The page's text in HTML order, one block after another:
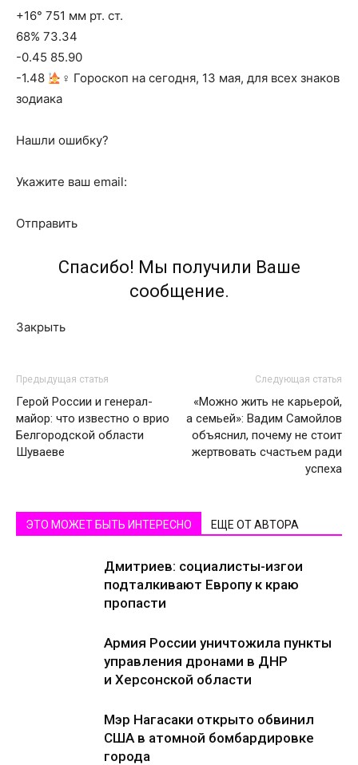
+16° 751 мм рт. ст.
68% 73.34
-0.45 85.90
-1.48
‍♀ Гороскоп на сегодня, 13 мая, для всех знаков
зодиака
Нашли ошибку?
Укажите ваш email:
Отправить
Спасибо! Мы получили Ваше
сообщение.
Закрыть
Предыдущая статья
Герой России и генерал-
майор: что известно о врио
Белгородской области
Шуваеве
Следующая статья
«Можно жить не карьерой,
а семьей»: Вадим Самойлов
объяснил, почему не стоит
жертвовать счастьем ради
успеха
ЭТО МОЖЕТ БЫТЬ ИНТЕРЕСНО ЕЩЕ ОТ АВТОРА
Дмитриев: социалисты-изгои
подталкивают Европу к краю
пропасти
Армия России уничтожила пункты
управления дронами в ДНР
и Херсонской области
Мэр Нагасаки открыто обвинил
США в атомной бомбардировке
города